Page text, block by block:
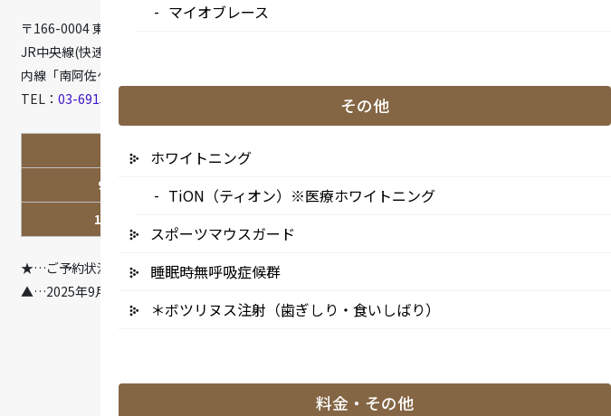
〒166-0004 東京都杉並区阿佐谷南3-37-14 第二北原ビル3階
JR中央線(快速)「阿佐ケ谷駅」徒歩0分 / JR中央/総武線「阿佐ケ谷駅」徒歩0分 / 東京メトロ丸ノ
内線「南阿佐ケ谷駅」徒歩8分
TEL： 03-6915-1315
診療時間 月
9:00-13:00
14:00-18:00
★…ご予約状況により診療を行わせて頂きます。
▲…2025年9月より第2火曜日、第4火曜日は診療日となります。
マイオブレース
その他
ホワイトニング
TiON（ティオン）※医療ホワイトニング
スポーツマウスガード
睡眠時無呼吸症候群
＊ボツリヌス注射（歯ぎしり・食いしばり）
料金・その他